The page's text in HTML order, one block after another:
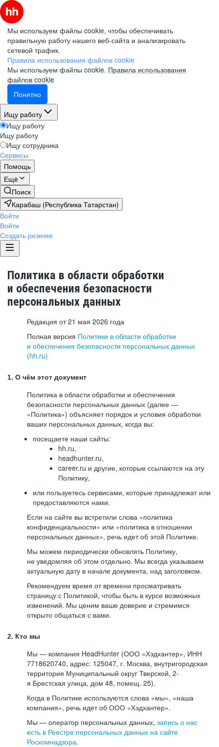
Мы используем файлы cookie, чтобы обеспечивать
правильную работу нашего веб-сайта и анализировать
сетевой трафик.
Правила использования файлов cookie
Мы используем файлы cookie. Правила использования
файлов cookie
Понятно
Ищу работу
Ищу работу
Ищу работу
Ищу сотрудника
Сервисы
Помощь
Ещё
Поиск
Карабаш (Республика Татарстан)
Войти
Войти
Создать резюме
Политика в области обработки
и обеспечения безопасности
персональных данных
Редакция от 21 мая 2026 года
Полная версия Политики в области обработки
и обеспечения безопасности персональных данных
(hh.ru)
1. О чём этот документ
Политика в области обработки и обеспечения
безопасности персональных данных (далее —
«Политика») объясняет порядок и условия обработки
ваших персональных данных, когда вы:
посещаете наши сайты:
hh.ru,
headhunter.ru,
career.ru и другие, которые ссылаются на эту
Политику,
или пользуетесь сервисами, которые принадлежат или
предоставляются нами.
Если на сайте вы встретили слова «политика
конфиденциальности» или «политика в отношении
персональных данных», речь идет об этой Политике.
Мы можем периодически обновлять Политику,
не уведомляя об этом отдельно. Мы всегда указываем
актуальную дату в начале документа, над заголовком.
Рекомендуем время от времени просматривать
страницу с Политикой, чтобы быть в курсе возможных
изменений. Мы ценим ваше доверие и стремимся
открыто общаться с вами.
2. Кто мы
Мы — компания HeadHunter (ООО «Хэдхантер», ИНН
7718620740, адрес: 125047, г. Москва, внутригородская
территория Муниципальный округ Тверской, 2-
я Брестская улица, дом 48, помещ. 25).
Когда в Политике используются слова «мы», «наша
компания», речь идет об ООО «Хэдхантер».
Мы — оператор персональных данных, запись о нас
есть в Реестре персональных данных на сайте
Роскомнадзора.